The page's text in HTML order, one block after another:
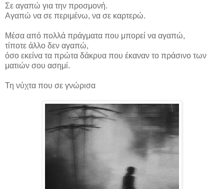
Σε αγαπώ για την προσμονή.
Αγαπώ να σε περιμένω, να σε καρτερώ.
Μέσα από πολλά πράγματα που μπορεί να αγαπώ,
τίποτε άλλο δεν αγαπώ,
όσο εκείνα τα πρώτα δάκρυα που έκαναν το πράσινο των
ματιών σου ασημί.
Τη νύχτα που σε γνώρισα